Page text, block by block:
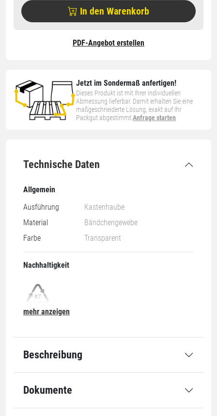
Jetzt im Sondermaß anfertigen!
Dieses Produkt ist mit Ihrer individuellen
Abmessung lieferbar. Damit erhalten Sie eine
maßgeschneiderte Lösung, exakt auf Ihr
Packgut abgestimmt.Anfrage starten
Technische Daten
Allgemein
Ausführung
Kastenhaube
Material
Bändchengewebe
Farbe
Transparent
Nachhaltigkeit
Grundmaße
Länge
1250 mm
Breite
mehr anzeigen
Beschreibung
Dokumente
In den Warenkorb
PDF-Angebot erstellen